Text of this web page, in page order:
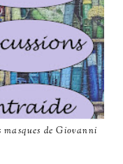
de Giovanni